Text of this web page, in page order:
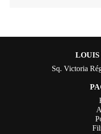
LOUIS
Sq. Victoria